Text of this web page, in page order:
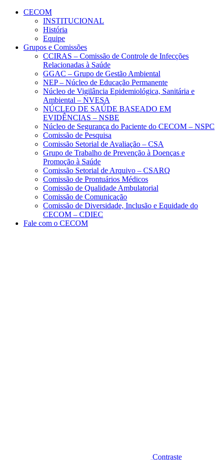
Conteúdo principal
CECOM
INSTITUCIONAL
História
Equipe
Grupos e Comissões
CCIRAS – Comissão de Controle de Infecções
Relacionadas à Saúde
GGAC – Grupo de Gestão Ambiental
NEP – Núcleo de Educação Permanente
Núcleo de Vigilância Epidemiológica, Sanitária e
Ambiental – NVESA
NÚCLEO DE SAÚDE BASEADO EM
EVIDÊNCIAS – NSBE
Núcleo de Segurança do Paciente do CECOM – NSPC
Comissão de Pesquisa
Comissão Setorial de Avaliação – CSA
Grupo de Trabalho de Prevenção à Doenças e
Promoção à Saúde
Comissão Setorial de Arquivo – CSARQ
Comissão de Prontuários Médicos
Comissão de Qualidade Ambulatorial
Comissão de Comunicação
Comissão de Diversidade, Inclusão e Equidade do
CECOM – CDIEC
Fale com o CECOM
Contraste